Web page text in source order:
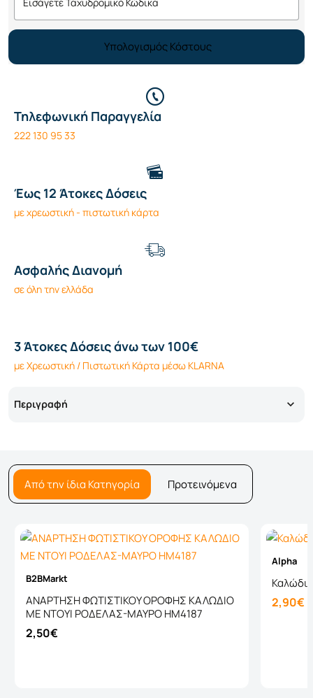
Υπολογισμός Κόστους
Τηλεφωνική Παραγγελία
222 130 95 33
Έως 12 Άτοκες Δόσεις
με χρεωστική - πιστωτική κάρτα
Ασφαλής Διανομή
σε όλη την ελλάδα
3 Άτοκες Δόσεις άνω των 100€
με Χρεωστική / Πιστωτική Κάρτα μέσω KLARNA
Περιγραφή
Από την ίδια Κατηγορία Προτεινόμενα
B2BMarkt
ΑΝΑΡΤΗΣΗ ΦΩΤΙΣΤΙΚΟΥ ΟΡΟΦΗΣ ΚΑΛΩΔΙΟ
ΜΕ ΝΤΟΥΙ ΡΟΔΕΛΑΣ-ΜΑΥΡΟ HM4187
2,50€
Alpha
2,90€